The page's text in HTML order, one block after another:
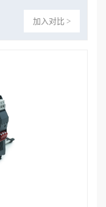
加入对比 >